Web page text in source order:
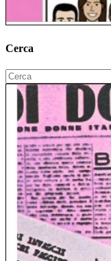
Cerca